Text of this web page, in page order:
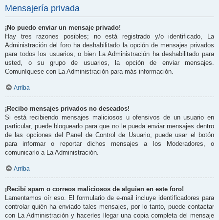
Mensajería privada
¡No puedo enviar un mensaje privado!
Hay tres razones posibles; no está registrado y/o identificado, La
Administración del foro ha deshabilitado la opción de mensajes privados
para todos los usuarios, o bien La Administración ha deshabilitado para
usted, o su grupo de usuarios, la opción de enviar mensajes.
Comuníquese con La Administración para más información.
Arriba
¡Recibo mensajes privados no deseados!
Si está recibiendo mensajes maliciosos u ofensivos de un usuario en
particular, puede bloquearlo para que no le pueda enviar mensajes dentro
de las opciones del Panel de Control de Usuario, puede usar el botón
para informar o reportar dichos mensajes a los Moderadores, o
comunicarlo a La Administración.
Arriba
¡Recibí spam o correos maliciosos de alguien en este foro!
Lamentamos oír eso. El formulario de e-mail incluye identificadores para
controlar quién ha enviado tales mensajes, por lo tanto, puede contactar
con La Administración y hacerles llegar una copia completa del mensaje